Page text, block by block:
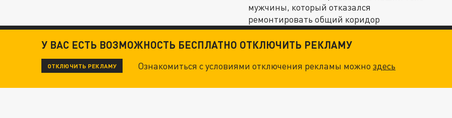
мужчины, который отказался
ремонтировать общий коридор
У ВАС ЕСТЬ ВОЗМОЖНОСТЬ БЕСПЛАТНО ОТКЛЮЧИТЬ РЕКЛАМУ
ОТКЛЮЧИТЬ РЕКЛАМУ Ознакомиться с условиями отключения рекламы можноздесь